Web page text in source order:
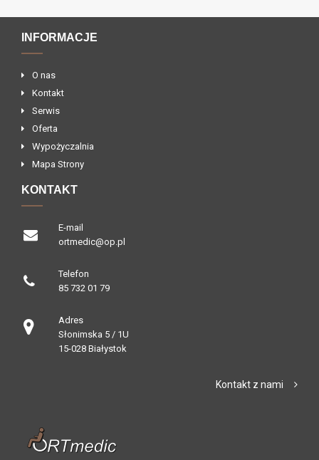
INFORMACJE
O nas
Kontakt
Serwis
Oferta
Wypożyczalnia
Mapa Strony
KONTAKT
E-mail
ortmedic@op.pl
Telefon
85 732 01 79
Adres
Słonimska 5 / 1U
15-028 Białystok
Kontakt z nami